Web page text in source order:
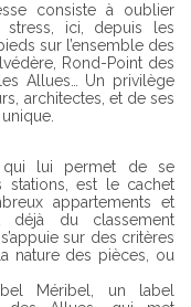
consiste à oublier
ici, depuis les
sur l’ensemble des
Rond-Point des
Allues… Un privilège
architectes, et de ses
qui lui permet de se
stations, est le cachet
appartements et
déjà du classement
sur des critères
nature des pièces, ou
Méribel, un label